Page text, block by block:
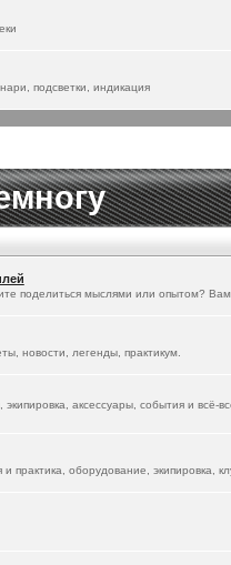
подсветки, индикация
поделиться мыслями или опытом?
новости, легенды, практикум.
аксессуары, события и всё-
практика, оборудование, экипировка,